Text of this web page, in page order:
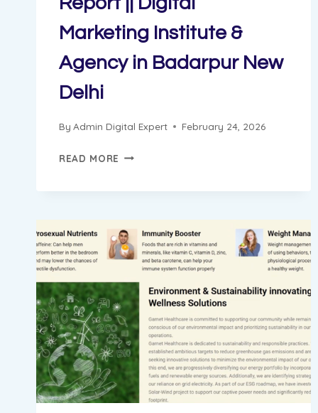
Marketing Institute &
Agency in Badarpur New
Delhi
By Admin Digital Expert February 24, 2026
READ MORE ABHISHEK
REPORT
DIGITAL
MARKETING
INSTITUTE
AGENCY
IN
BADARPUR
NEW
DELHI